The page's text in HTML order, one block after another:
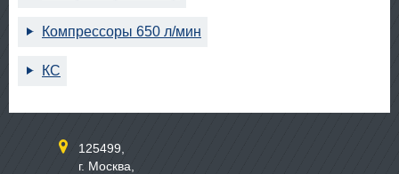
Компрессоры 650 л/мин
КС
125499,
г. Москва,